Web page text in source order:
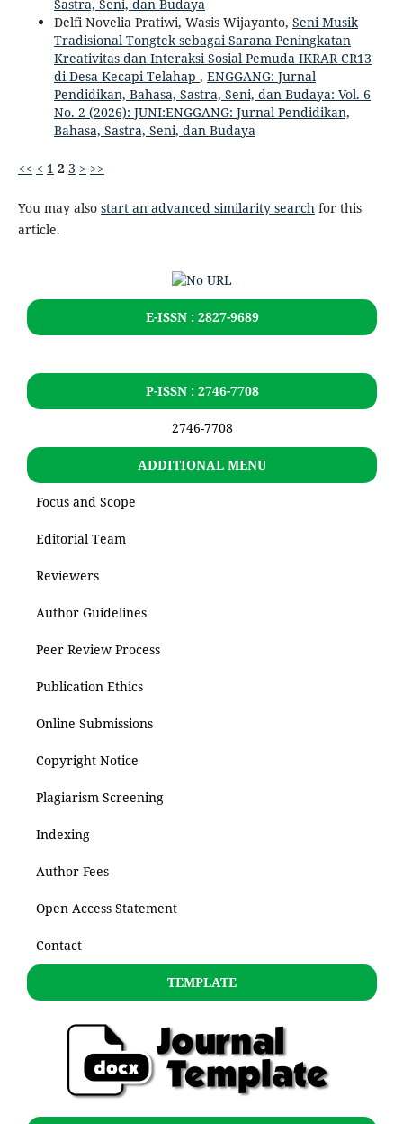
Sastra, Seni, dan Budaya
Delfi Novelia Pratiwi, Wasis Wijayanto, Seni Musik
Tradisional Tongtek sebagai Sarana Peningkatan
Kreativitas dan Interaksi Sosial Pemuda IKRAR CR13
di Desa Kecapi Telahap , ENGGANG: Jurnal
Pendidikan, Bahasa, Sastra, Seni, dan Budaya: Vol. 6
No. 2 (2026): JUNI:ENGGANG: Jurnal Pendidikan,
Bahasa, Sastra, Seni, dan Budaya
<< < 1 2 3 > >>
You may also start an advanced similarity searchfor this
article.
E-ISSN : 2827-9689
P-ISSN : 2746-7708
2746-7708
ADDITIONAL MENU
Focus and Scope
Editorial Team
Reviewers
Author Guidelines
Peer Review Process
Publication Ethics
Online Submissions
Copyright Notice
Plagiarism Screening
Indexing
Author Fees
Open Access Statement
Contact
TEMPLATE